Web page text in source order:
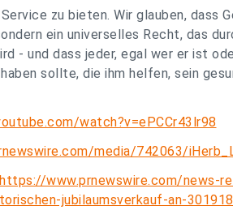
zu bieten. Wir glauben, dass
ein universelles Recht, das
- und dass jeder, egal wer er ist
sollte, die ihm helfen, sein
watch?v=ePCCr43lr98
media/742063/
https://www.prnewswire.com/news-
jubilaumsverkauf-an-